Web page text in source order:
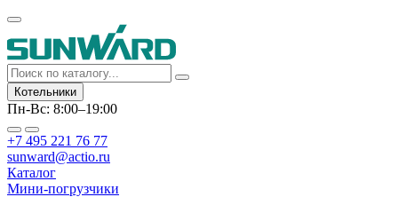
Котельники
Пн-Вс: 8:00–19:00
+7 495 221 76 77
sunward@actio.ru
Каталог
Мини-погрузчики